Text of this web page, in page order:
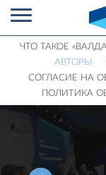
ЧТО ТАКОЕ
АВТОРЫ
СОГЛАСИЕ НА
ПОЛИТИКА